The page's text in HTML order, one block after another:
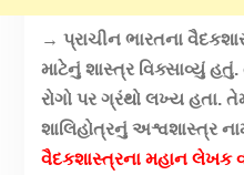
→ પ્રાચીન ભારતના
માટેનું શાસ્ત્ર વિક્સાવ્યું
રોગો પર ગ્રંથો લખ્ય હતા.
શાલિહોત્રનું અશ્વશાસ્ત્ર
વૈદકશાસ્ત્રના મહાન લેખક